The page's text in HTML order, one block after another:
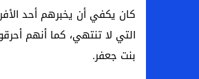
كان يكفي أن يخبرهم أحد
التي لا تنتهي، كما أنهم
بنت جعفر.